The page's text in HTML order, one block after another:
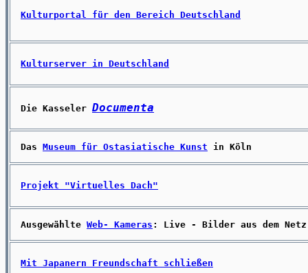
Kulturportal für den Bereich Deutschland
Kulturserver in Deutschland
Die Kasseler Documenta
Das Museum für Ostasiatische Kunst in Köln
Projekt "Virtuelles Dach"
Ausgewählte Web- Kameras : Live - Bilder aus dem Netz
Mit Japanern Freundschaft schließen